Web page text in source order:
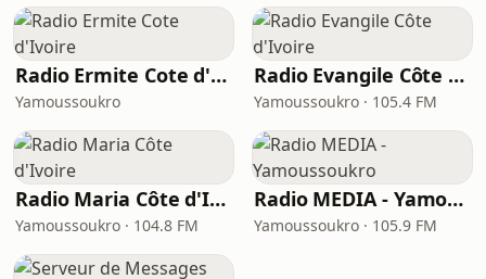
Radio Ermite Cote d'Ivoire
Yamoussoukro
Radio Evangile Côte d'Ivoire
Yamoussoukro · 105.4 FM
Radio Maria Côte d'Ivoire
Yamoussoukro · 104.8 FM
Radio MEDIA - Yamoussoukro
Yamoussoukro · 105.9 FM